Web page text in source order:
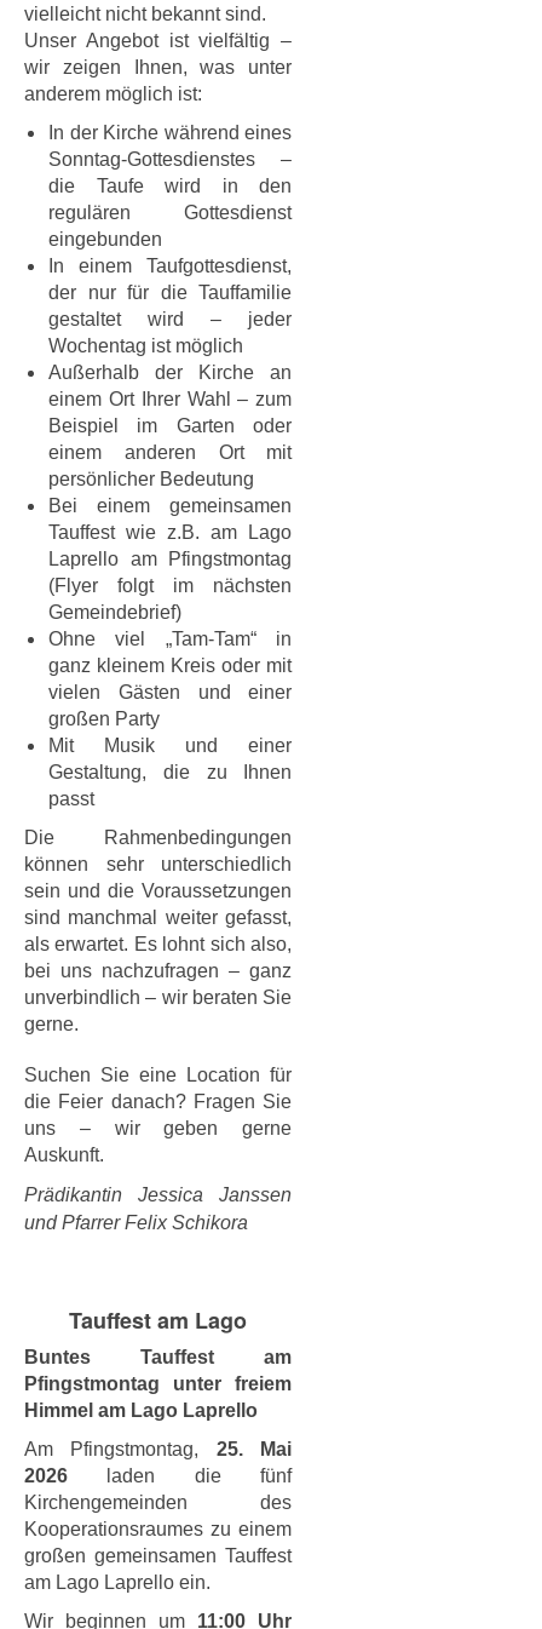
vielleicht nicht bekannt sind.
Unser Angebot ist vielfältig –
wir zeigen Ihnen, was unter
anderem möglich ist:
In der Kirche während eines
Sonntag-Gottesdienstes –
die Taufe wird in den
regulären Gottesdienst
eingebunden
In einem Taufgottesdienst,
der nur für die Tauffamilie
gestaltet wird – jeder
Wochentag ist möglich
Außerhalb der Kirche an
einem Ort Ihrer Wahl – zum
Beispiel im Garten oder
einem anderen Ort mit
persönlicher Bedeutung
Bei einem gemeinsamen
Tauffest wie z.B. am Lago
Laprello am Pfingstmontag
(Flyer folgt im nächsten
Gemeindebrief)
Ohne viel „Tam-Tam“ in
ganz kleinem Kreis oder mit
vielen Gästen und einer
großen Party
Mit Musik und einer
Gestaltung, die zu Ihnen
passt
Die Rahmenbedingungen
können sehr unterschiedlich
sein und die Voraussetzungen
sind manchmal weiter gefasst,
als erwartet. Es lohnt sich also,
bei uns nachzufragen – ganz
unverbindlich – wir beraten Sie
gerne.
Suchen Sie eine Location für
die Feier danach? Fragen Sie
uns – wir geben gerne
Auskunft.
Prädikantin Jessica Janssen
und Pfarrer Felix Schikora
Tauffest am Lago
Buntes Tauffest am
Pfingstmontag unter freiem
Himmel am Lago Laprello
Am Pfingstmontag, 25. Mai
2026 laden die fünf
Kirchengemeinden des
Kooperationsraumes zu einem
großen gemeinsamen Tauffest
am Lago Laprello ein.
Wir beginnen um 11:00 Uhr